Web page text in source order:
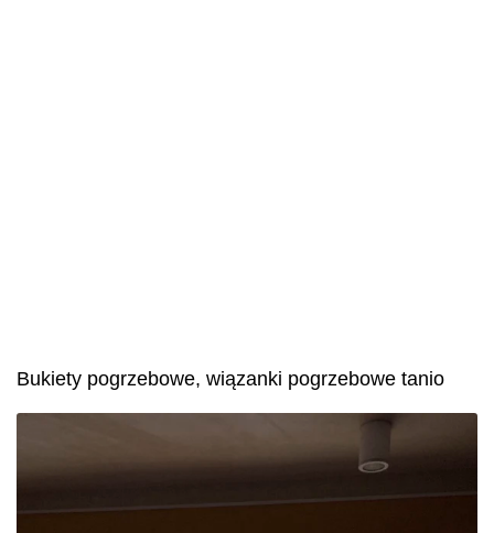
Bukiety pogrzebowe, wiązanki pogrzebowe tanio